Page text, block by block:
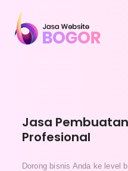
content
Jasa
Profesional
Dorong bisnis Anda ke level